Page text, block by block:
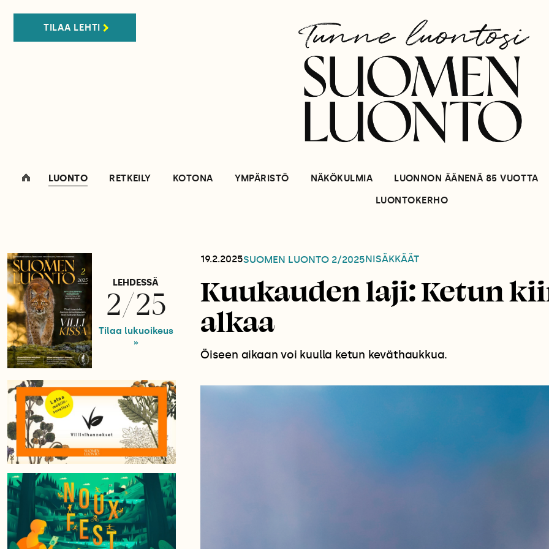
TILAA LEHTI
LUONTO RETKEILY KOTONA YMPÄRISTÖ NÄKÖKULMIA
LUONNON ÄÄNENÄ 85 VUOTTA
LUONTOKERHO
LEHDESSÄ
2/25
Tilaa lukuoikeus
»
19.2.2025SUOMEN LUONTO 2/2025NISÄKKÄÄT
Kuukauden laji: Ketun
alkaa
Öiseen aikaan voi kuulla ketun keväthaukkua.